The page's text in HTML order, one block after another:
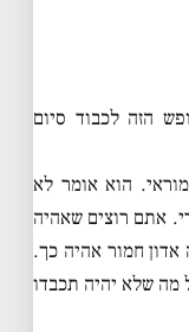
הזה לכבוד סיום
הוא אומר לא
אתם רוצים שאהיה
חמור אהיה כך.
מה שלא יהיה תכבדו